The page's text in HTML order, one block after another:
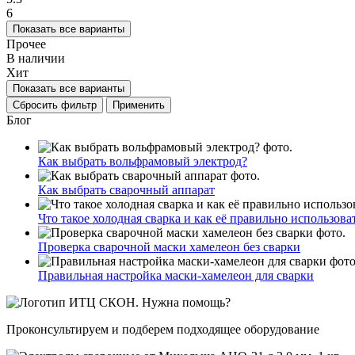
6
Показать все варианты
Прочее
В наличии
Хит
Показать все варианты
Сбросить фильтр
Применить
Блог
Как выбрать вольфрамовый электрод?
Как выбрать сварочный аппарат
Что такое холодная сварка и как её правильно
Проверка сварочной маски хамелеон без сварки
Правильная настройка маски-хамелеон для сварки
Нужна помощь?
Проконсультируем и подберем подходящее оборудование